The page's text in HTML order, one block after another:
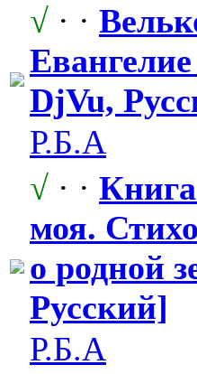
√ · ·
DjVu,
Р.Б.А
√ · ·
моя.
о родной
Русский]
Р.Б.А